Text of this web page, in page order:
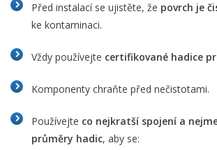
Před instalací se ujistěte, že povrch je
ke kontaminaci.
Vždy používejte certifikované hadice
Komponenty chraňte před nečistotami.
Používejte co nejkratší spojení a
průměry hadic, aby se: